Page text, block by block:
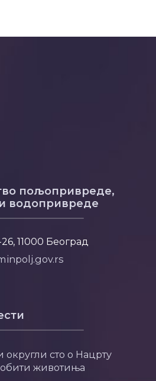
пољопривреде,
водопривреде
11000 Београд
сто о Нацрту
животиња